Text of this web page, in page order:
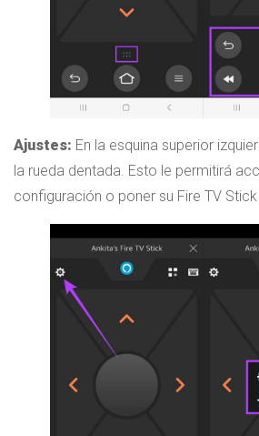
Ajustes: En la esquina superior
la rueda dentada. Esto le permitirá
configuración o poner su Fire TV